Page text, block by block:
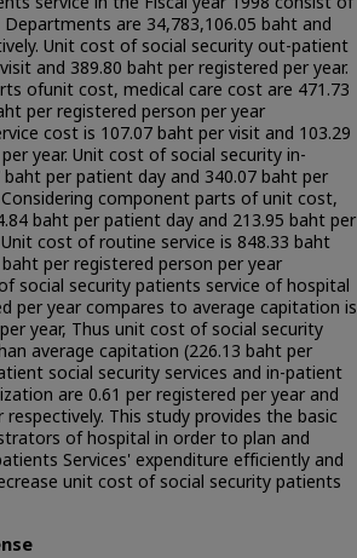
are 34,783,106.05 baht and
Unit cost of social security out-patient
and 389.80 baht per registered per year.
ofunit cost, medical care cost are 471.73
per registered person per year
cost is 107.07 baht per visit and 103.29
year. Unit cost of social security in-
per patient day and 340.07 baht per
component parts of unit cost,
baht per patient day and 213.95 baht per
cost of routine service is 848.33 baht
per registered person per year
social security patients service of hospital
per year compares to average capitation is
year, Thus unit cost of social security
average capitation (226.13 baht per
social security services and in-patient
are 0.61 per registered per year and
This study provides the basic
of hospital in order to plan and
Services' expenditure efficiently and
unit cost of social security patients